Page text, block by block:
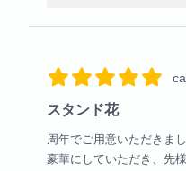
スタンド花
周年でご用意いただきまし
豪華にしていただき、先